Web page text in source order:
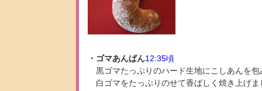
・ゴマあんぱん12:35頃
黒ゴマたっぷりのハード生地にこしあんを包
白ゴマをたっぷりのせて香ばしく焼き上げま